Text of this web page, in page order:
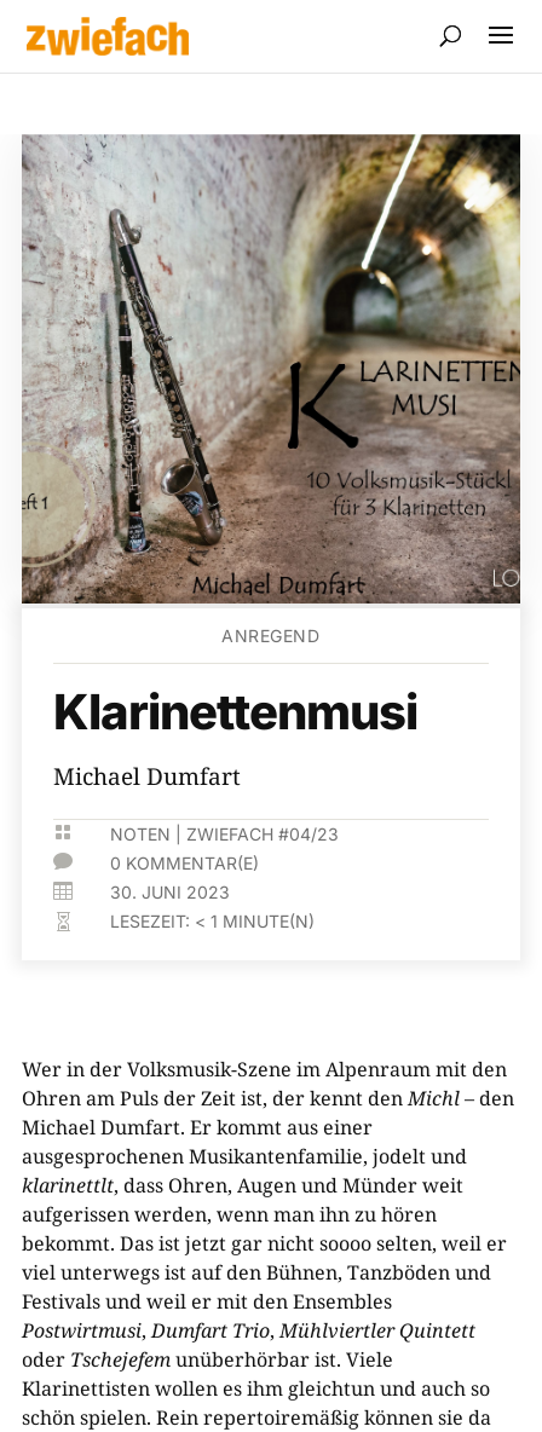
ANREGEND
Klarinettenmusi
Michael Dumfart
 NOTEN |ZWIEFACH #04/23
 0 KOMMENTAR(E)
 30. JUNI 2023
 LESEZEIT: < 1 MINUTE(N)
Wer in der Volksmusik-Szene im Alpenraum mit den
Ohren am Puls der Zeit ist, der kennt denMichl– den
Michael Dumfart. Er kommt aus einer
ausgesprochenen Musikantenfamilie, jodelt und
klarinettlt, dass Ohren, Augen und Münder weit
aufgerissen werden, wenn man ihn zu hören
bekommt. Das ist jetzt gar nicht soooo selten, weil er
viel unterwegs ist auf den Bühnen, Tanzböden und
Festivals und weil er mit den Ensembles
Postwirtmusi,Dumfart Trio,Mühlviertler Quintett
oder Tschejefemunüberhörbar ist. Viele
Klarinettisten wollen es ihm gleichtun und auch so
schön spielen. Rein repertoiremäßig können sie da